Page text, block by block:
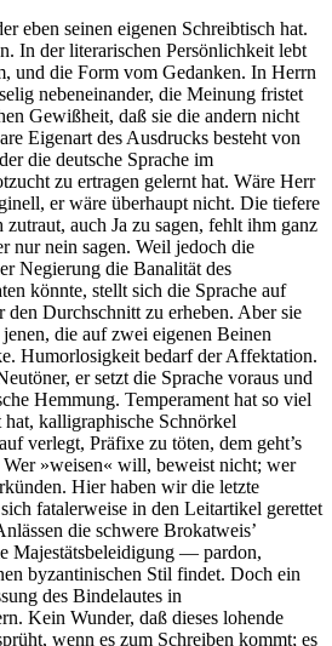
eben seinen eigenen Schreibtisch hat.
In der literarischen Persönlichkeit lebt
und die Form vom Gedanken. In Herrn
nebeneinander, die Meinung fristet
Gewißheit, daß sie die andern nicht
Eigenart des Ausdrucks besteht von
die deutsche Sprache im
zu ertragen gelernt hat. Wäre Herr
er wäre überhaupt nicht. Die tiefere
zutraut, auch Ja zu sagen, fehlt ihm ganz
nur nein sagen. Weil jedoch die
Negierung die Banalität des
könnte, stellt sich die Sprache auf
den Durchschnitt zu erheben. Aber sie
die auf zwei eigenen Beinen
Humorlosigkeit bedarf der Affektation.
er setzt die Sprache voraus und
Hemmung. Temperament hat so viel
hat, kalligraphische Schnörkel
verlegt, Präfixe zu töten, dem geht’s
»weisen« will, beweist nicht; wer
Hier haben wir die letzte
fatalerweise in den Leitartikel gerettet
die schwere Brokatweis’
Majestätsbeleidigung — pardon,
byzantinischen Stil findet. Doch ein
des Bindelautes in
Kein Wunder, daß dieses lohende
wenn es zum Schreiben kommt; es